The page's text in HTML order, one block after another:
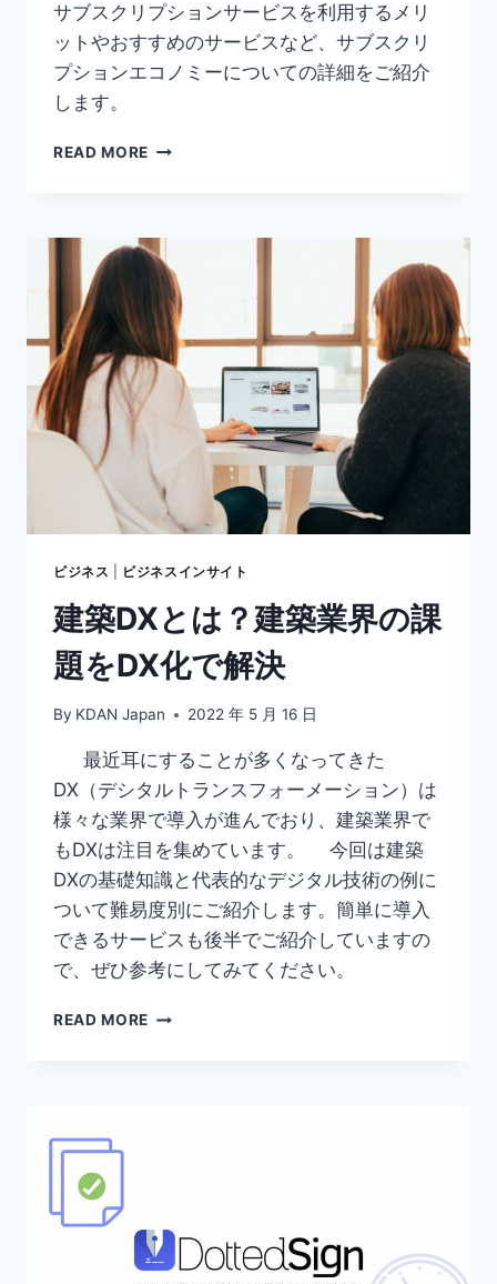
サブスクリプションサービスを利用するメリ
ットやおすすめのサービスなど、サブスクリ
プションエコノミーについての詳細をご紹介
します。
READ MORE サ
リ
プ
ョ
ン
エ
コ
ノ
と
は？
｜
す
め
サ
ビ
を
介
ビジネス ビジネスインサイト
建築DXとは？建築業界の課
題をDX化で解決
By KDAN Japan 2022 年 5 月 16 日
最近耳にすることが多くなってきた
DX（デシタルトランスフォーメーション）は
様々な業界で導入が進んでおり、建築業界で
もDXは注目を集めています。 今回は建築
DXの基礎知識と代表的なデジタル技術の例に
ついて難易度別にご紹介します。簡単に導入
できるサービスも後半でご紹介していますの
で、ぜひ参考にしてみてください。
READ MORE 建
課
題